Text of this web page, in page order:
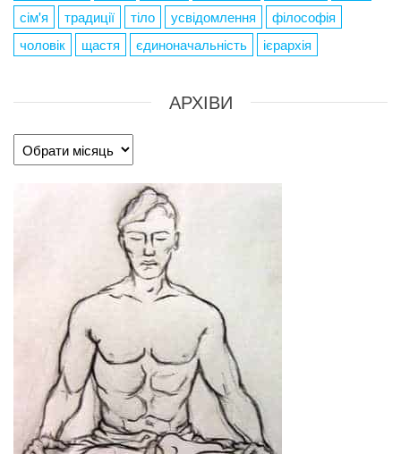
сім'я
традиції тіло усвідомлення
філософія
чоловік
щастя єдиноначальність ієрархія
АРХІВИ
Архіви